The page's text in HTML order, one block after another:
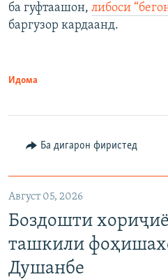
ба гуфтаашон, либоси
баргузор кардаанд.
Идома
Ба дигарон фиристед
Август 05, 2026
Боздошти
ташкили
Душанбе